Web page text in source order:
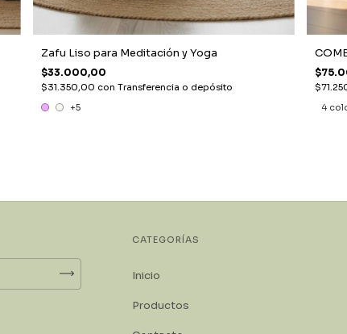
Zafu Liso para Meditación y Yoga
$33.000,00
$31.350,00 con Transferencia o depósito
+5
4
CATEGORÍAS
Inicio
Productos